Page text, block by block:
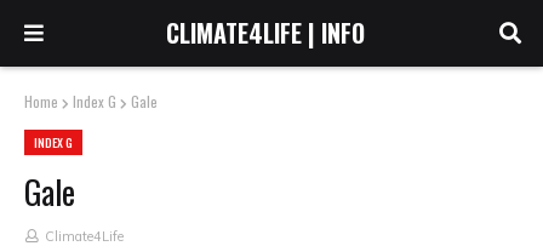
CLIMATE4LIFE | INFO
Home Index G Gale
INDEX G
Gale
Climate4Life